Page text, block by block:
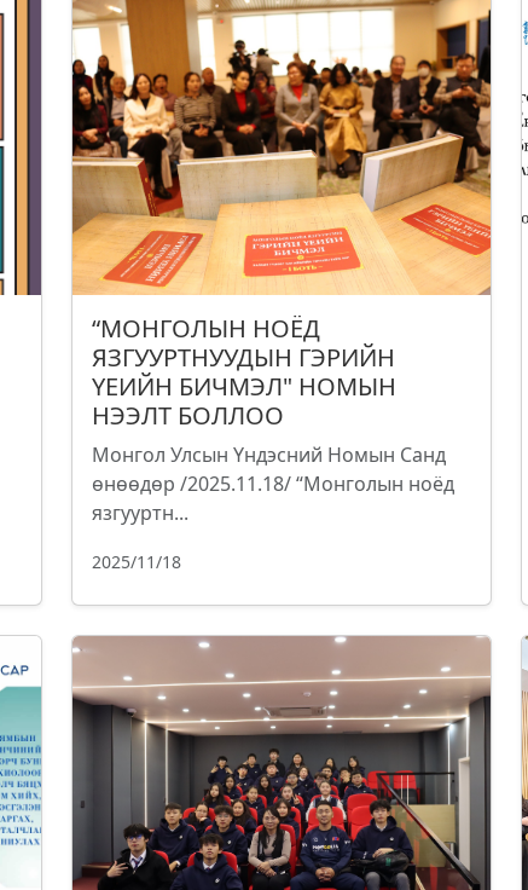
“МОНГОЛЫН НОЁД
ЯЗГУУРТНУУДЫН ГЭРИЙН
ҮЕИЙН БИЧМЭЛ" НОМЫН
НЭЭЛТ БОЛЛОО
Монгол Улсын Үндэсний Номын Санд
өнөөдөр /2025.11.18/ “Монголын ноёд
язгууртн...
2025/11/18